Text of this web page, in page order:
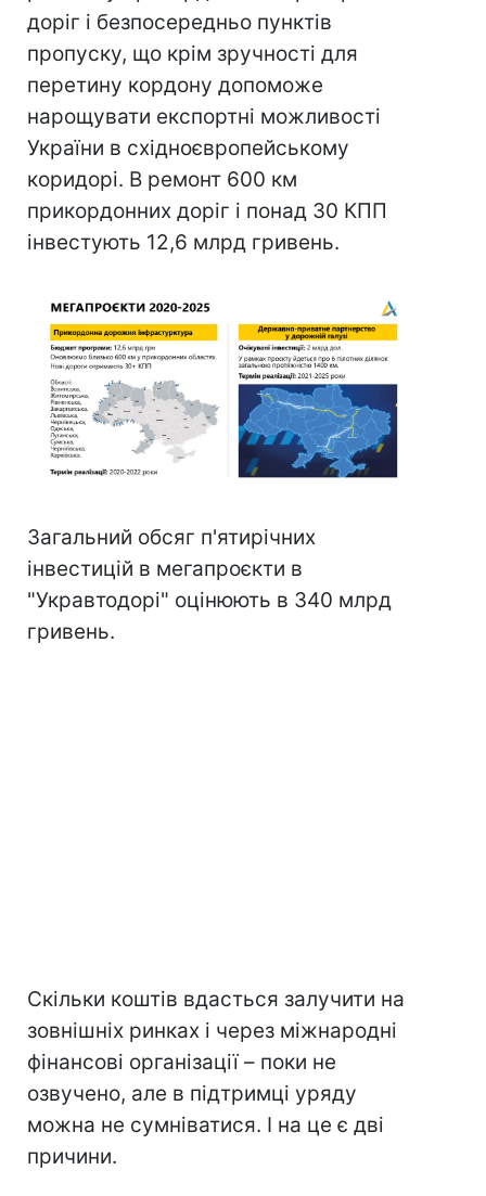
доріг і безпосередньо пунктів
пропуску, що крім зручності для
перетину кордону допоможе
нарощувати експортні можливості
України в східноєвропейському
коридорі. В ремонт 600 км
прикордонних доріг і понад 30 КПП
інвестують 12,6 млрд гривень.
Загальний обсяг п'ятирічних
інвестицій в мегапроєкти в
"Укравтодорі" оцінюють в 340 млрд
гривень.
Скільки коштів вдасться залучити на
зовнішніх ринках і через міжнародні
фінансові організації – поки не
озвучено, але в підтримці уряду
можна не сумніватися. І на це є дві
причини.